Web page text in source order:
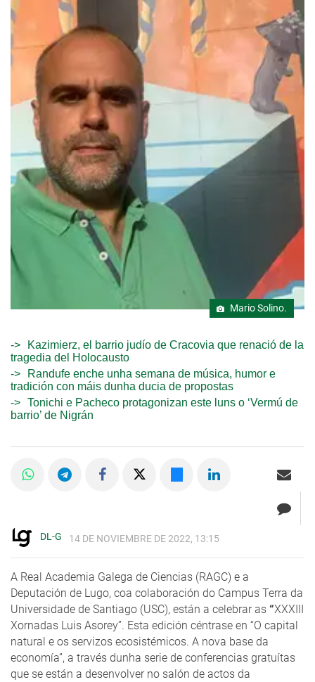
Mario Solino.
Kazimierz, el barrio judío de Cracovia que renació de la
tragedia del Holocausto
Randufe enche unha semana de música, humor e
tradición con máis dunha ducia de propostas
Tonichi e Pacheco protagonizan este luns o ‘Vermú de
barrio’ de Nigrán
DL-G 14 DE NOVIEMBRE DE 2022, 13:15
A Real Academia Galega de Ciencias (RAGC) e a
Deputación de Lugo, coa colaboración do Campus Terra da
Universidade de Santiago (USC), están a celebrar as “XXXIII
Xornadas Luis Asorey”. Esta edición céntrase en “O capital
natural e os servizos ecosistémicos. A nova base da
economía”, a través dunha serie de conferencias gratuítas
que se están a desenvolver no salón de actos da